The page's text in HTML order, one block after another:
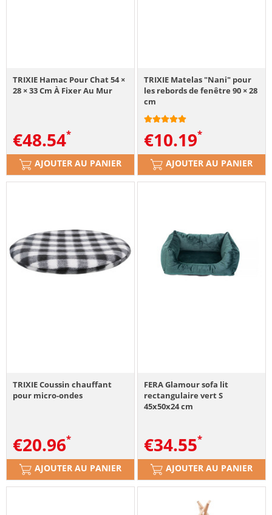
TRIXIE Hamac Pour Chat 54 ×
28 × 33 Cm À Fixer Au Mur
€48.54
AJOUTER AU PANIER
TRIXIE Matelas "Nani" pour
les rebords de fenêtre 90 × 28
cm
€10.19
AJOUTER AU PANIER
TRIXIE Coussin chauffant
pour micro-ondes
€20.96
AJOUTER AU PANIER
FERA Glamour sofa lit
rectangulaire vert S
45x50x24 cm
€34.55
AJOUTER AU PANIER